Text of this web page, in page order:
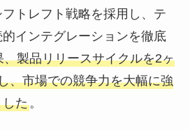
トレフト戦略を採用し、テ
インテグレーションを徹底
、製品リリースサイクルを2ヶ
、市場での競争力を大幅に強
した。